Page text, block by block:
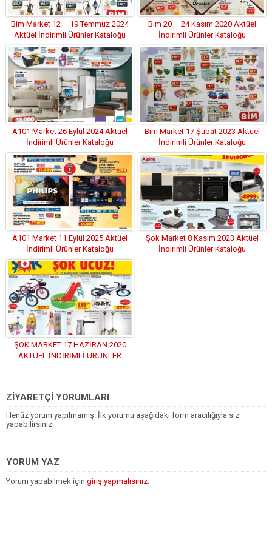
Bim Market 12 – 19 Temmuz 2024
Aktüel İndirimli Ürünler Kataloğu
Bim 20 – 24 Kasım 2020 Aktüel
İndirimli Ürünler Kataloğu
A101 Market 26 Eylül 2024 Aktüel
İndirimli Ürünler Kataloğu
Bim Market 17 Şubat 2023 Aktüel
İndirimli Ürünler Kataloğu
A101 Market 11 Eylül 2025 Aktüel
İndirimli Ürünler Kataloğu
Şok Market 8 Kasım 2023 Aktüel
İndirimli Ürünler Kataloğu
ŞOK MARKET 17 HAZİRAN 2020
AKTÜEL İNDİRİMLİ ÜRÜNLER
ZİYARETÇİ YORUMLARI
Henüz yorum yapılmamış. İlk yorumu aşağıdaki form aracılığıyla siz
yapabilirsiniz.
YORUM YAZ
Yorum yapabilmek için giriş yapmalısınız.